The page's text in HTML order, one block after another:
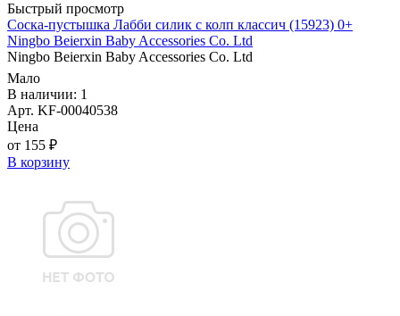
Быстрый просмотр
Соска-пустышка Лабби силик с колп классич (15923) 0+
Ningbo Beierxin Baby Accessories Co. Ltd
Ningbo Beierxin Baby Accessories Co. Ltd
Мало
В наличии: 1
Арт. KF-00040538
Цена
от 155 ₽
В корзину